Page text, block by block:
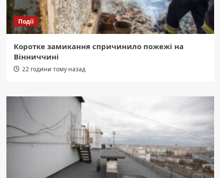
Події
Коротке замикання спричинило пожежі на
Вінниччині
22 години тому назад